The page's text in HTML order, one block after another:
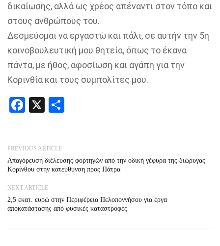
δικαίωσης, αλλά ως χρέος απέναντι στον τόπο και
στους ανθρώπους του.
Δεσμεύομαι να εργαστώ και πάλι, σε αυτήν την 5η
κοινοβουλευτική μου θητεία, όπως το έκανα
πάντα, με ήθος, αφοσίωση και αγάπη για την
Κορινθία και τους συμπολίτες μου.
Facebook
X
PREVIOUS ARTICLE
Απαγόρευση διέλευσης φορτηγών από την οδική γέφυρα της διώρυγας
Κορίνθου στην κατεύθυνση προς Πάτρα
NEXT ARTICLE
2,5 εκατ. ευρώ στην Περιφέρεια Πελοποννήσου για έργα
αποκατάστασης από φυσικές καταστροφές